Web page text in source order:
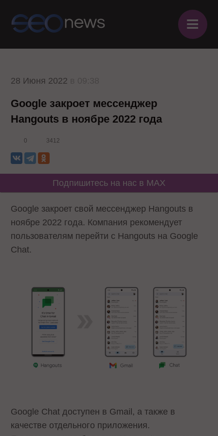
≡
28 Июня 2022
Google закроет мессенджер
Hangouts в ноябре 2022 года
0 3412
Подпишитесь на нас в MAX
Google закроет свой мессенджер Hangouts в
ноябре 2022 года. Компания рекомендует
пользователям перейти с Hangouts на Google
Chat.
Google Chat доступен в Gmail, а также в
качестве отдельного приложения.